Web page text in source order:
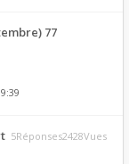
77
5Réponses2428Vues